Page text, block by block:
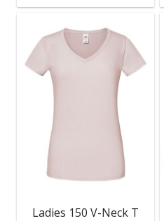
Ladies 150 V-Neck T